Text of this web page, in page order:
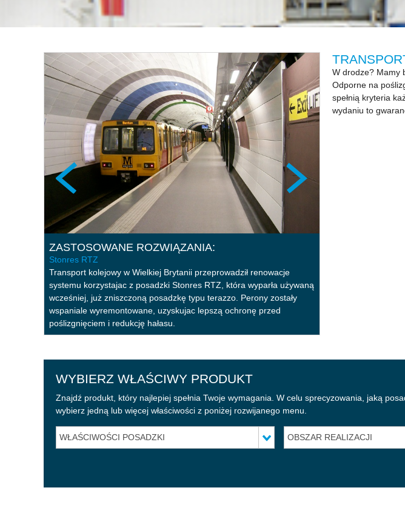
ZASTOSOWANE ROZWIĄZANIA:
Stonres RTZ
Transport kolejowy w Wielkiej Brytanii przeprowadził renowacje
systemu korzystajac z posadzki Stonres RTZ, która wyparła używaną
wcześniej, już zniszczoną posadzkę typu terazzo. Perony zostały
wspaniale wyremontowane, uzyskujac lepszą ochronę przed
poślizgnięciem i redukcję hałasu.
Stonres RTZ
Stonres RTZ
Stonres RTZ
Stonblend GSI
Stonclad GS
W drodze? Mamy
Odporne na
spełnią kryteria
wydaniu to
WYBIERZ WŁAŚCIWY PRODUKT
Znajdź produkt, który najlepiej spełnia Twoje wymagania. W celu sprecyzowania, jaką
wybierz jedną lub więcej właściwości z poniżej rozwijanego menu
WŁAŚCIWOŚCI POSADZKI OBSZAR REALIZACJI